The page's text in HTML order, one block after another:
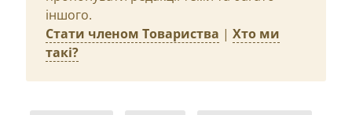
іншого.
Стати членом Товариства | Хто ми
такі?